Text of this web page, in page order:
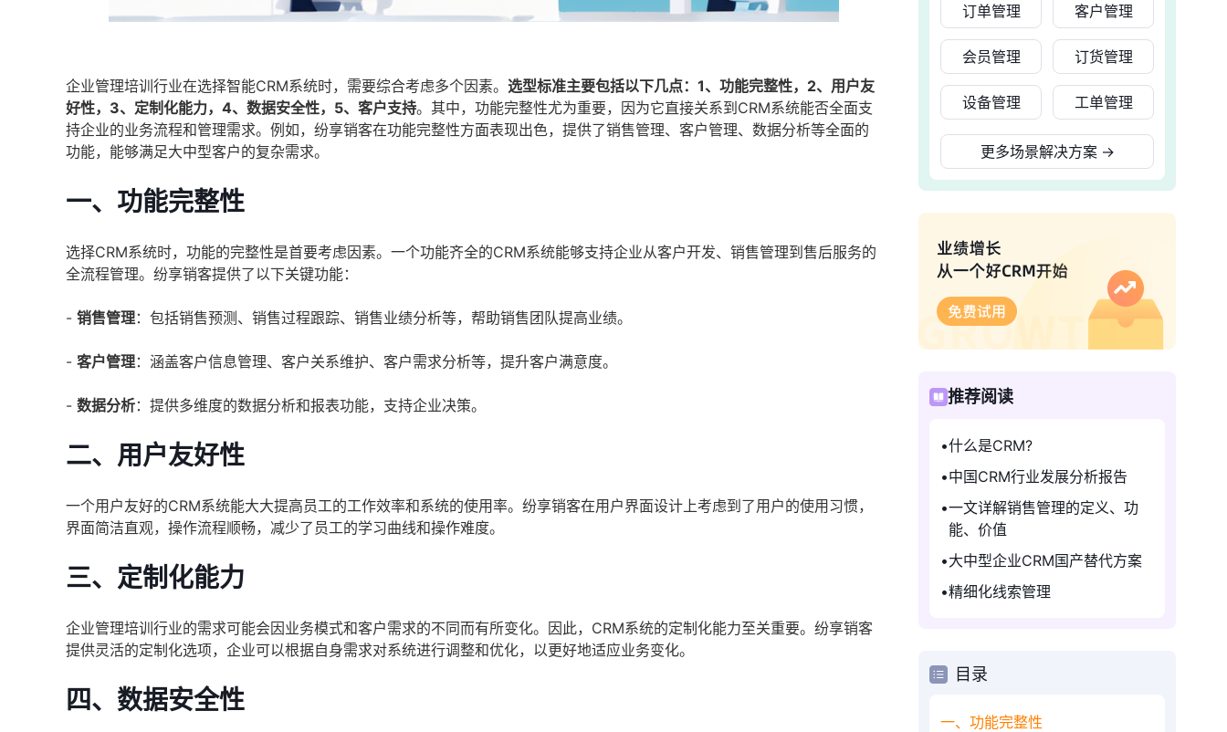
企业管理培训行业在选择智能CRM系统时，需要综合考虑多个因素。 选型标准主要包括以下几点：1、功能完整性，2、用户友
好性，3、定制化能力，4、数据安全性，5、客户支持。其中，功能完整性尤为重要，因为它直接关系到CRM系统能否全面支
持企业的业务流程和管理需求。例如，纷享销客在功能完整性方面表现出色，提供了销售管理、客户管理、数据分析等全面的
功能，能够满足大中型客户的复杂需求。
一、功能完整性
选择CRM系统时，功能的完整性是首要考虑因素。一个功能齐全的CRM系统能够支持企业从客户开发、销售管理到售后服务的
全流程管理。纷享销客提供了以下关键功能：
- 销售管理：包括销售预测、销售过程跟踪、销售业绩分析等，帮助销售团队提高业绩。
- 客户管理：涵盖客户信息管理、客户关系维护、客户需求分析等，提升客户满意度。
- 数据分析：提供多维度的数据分析和报表功能，支持企业决策。
二、用户友好性
一个用户友好的CRM系统能大大提高员工的工作效率和系统的使用率。纷享销客在用户界面设计上考虑到了用户的使用习惯，
界面简洁直观，操作流程顺畅，减少了员工的学习曲线和操作难度。
三、定制化能力
企业管理培训行业的需求可能会因业务模式和客户需求的不同而有所变化。因此，CRM系统的定制化能力至关重要。纷享销客
提供灵活的定制化选项，企业可以根据自身需求对系统进行调整和优化，以更好地适应业务变化。
四、数据安全性
订单管理 客户管理
会员管理 订货管理
设备管理 工单管理
更多场景解决方案 →
推荐阅读
什么是CRM?
中国CRM行业发展分析报告
一文详解销售管理的定义、功
能、价值
大中型企业CRM国产替代方案
精细化线索管理
目录
一、功能完整性